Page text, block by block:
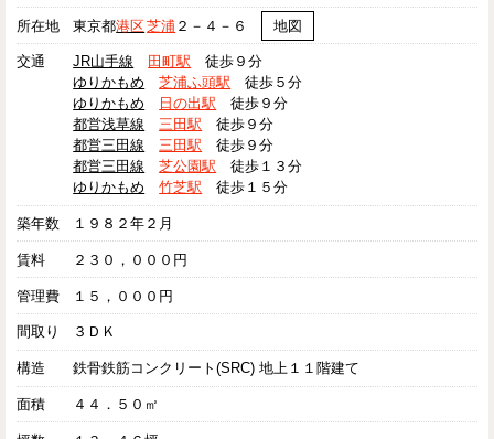
所在地 東京都港区芝浦 ２－４－６ 地図
交通 JR山手線 田町駅 徒歩９分
ゆりかもめ
芝浦ふ頭駅 徒歩５分
ゆりかもめ
日の出駅 徒歩９分
都営浅草線
三田駅 徒歩９分
都営三田線
三田駅 徒歩９分
都営三田線
芝公園駅 徒歩１３分
ゆりかもめ
竹芝駅 徒歩１５分
築年数 １９８２年２月
賃料 ２３０，０００円
管理費 １５，０００円
間取り ３ＤＫ
構造 鉄骨鉄筋コンクリート(SRC) 地上１１階建て
面積 ４４．５０㎡